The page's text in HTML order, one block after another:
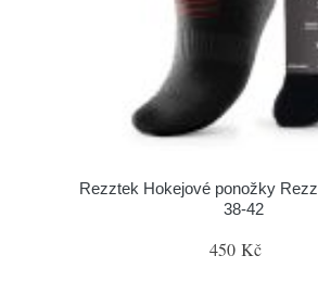
Rezztek Hokejové ponožky
38-42
450 Kč